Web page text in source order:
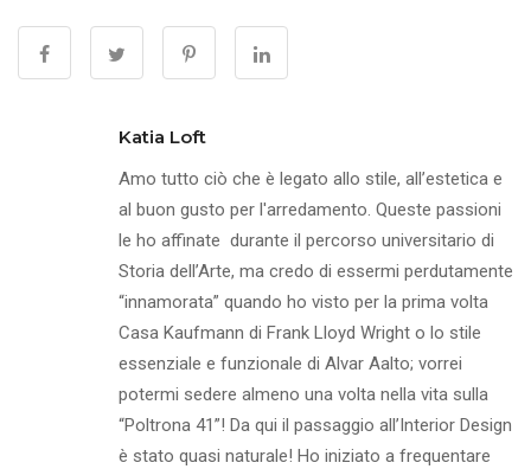
Katia Loft
Amo tutto ciò che è legato allo stile, all’estetica e
al buon gusto per l'arredamento. Queste passioni
le ho affinate durante il percorso universitario di
Storia dell’Arte, ma credo di essermi perdutamente
“innamorata” quando ho visto per la prima volta
Casa Kaufmann di Frank Lloyd Wright o lo stile
essenziale e funzionale di Alvar Aalto; vorrei
potermi sedere almeno una volta nella vita sulla
“Poltrona 41”! Da qui il passaggio all’Interior Design
è stato quasi naturale! Ho iniziato a frequentare